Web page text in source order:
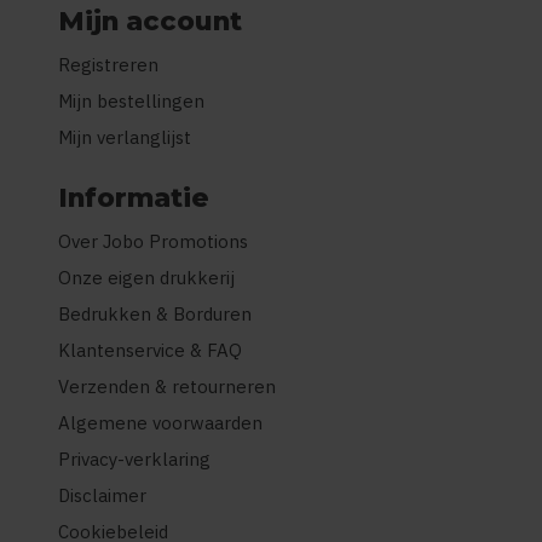
Mijn account
Registreren
Mijn bestellingen
Mijn verlanglijst
Informatie
Over Jobo Promotions
Onze eigen drukkerij
Bedrukken & Borduren
Klantenservice & FAQ
Verzenden & retourneren
Algemene voorwaarden
Privacy-verklaring
Disclaimer
Cookiebeleid